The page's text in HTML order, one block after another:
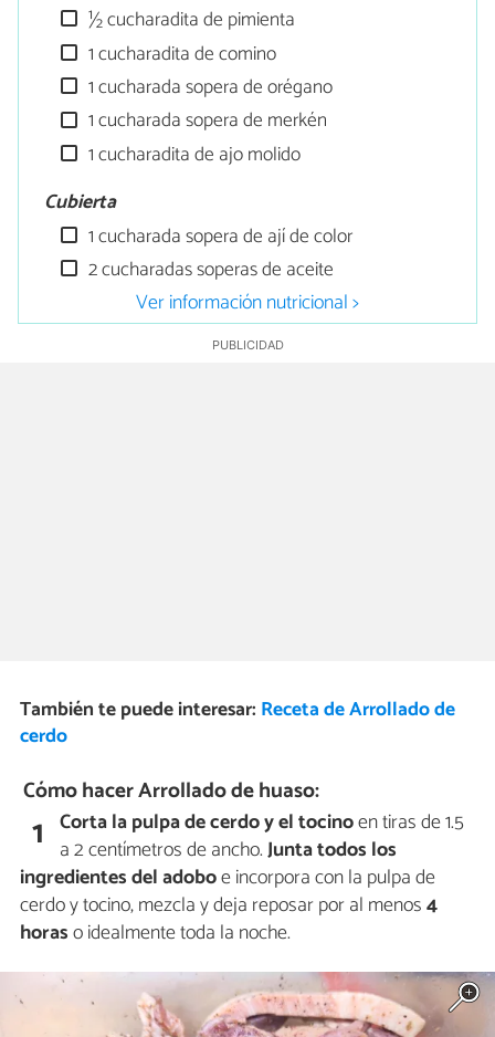
½ cucharadita de pimienta
1 cucharadita de comino
1 cucharada sopera de orégano
1 cucharada sopera de merkén
1 cucharadita de ajo molido
Cubierta
1 cucharada sopera de ají de color
2 cucharadas soperas de aceite
Ver información nutricional >
También te puede interesar: Receta de Arrollado de
cerdo
Cómo hacer Arrollado de huaso:
1 Corta la pulpa de cerdo y el tocinoen tiras de 1.5
a 2 centímetros de ancho.Junta todos los
ingredientes del adoboe incorpora con la pulpa de
cerdo y tocino, mezcla y deja reposar por al menos4
horaso idealmente toda la noche.